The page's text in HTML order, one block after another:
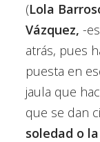
(Lola
Vázquez, -
atrás, pues
puesta en
jaula que
que se dan
soledad o